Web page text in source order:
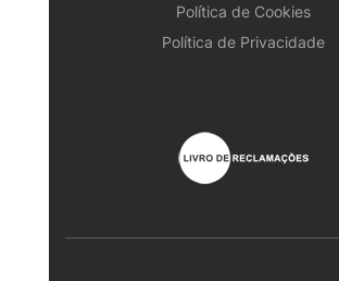
Política de Cookies
Política de Privacidade